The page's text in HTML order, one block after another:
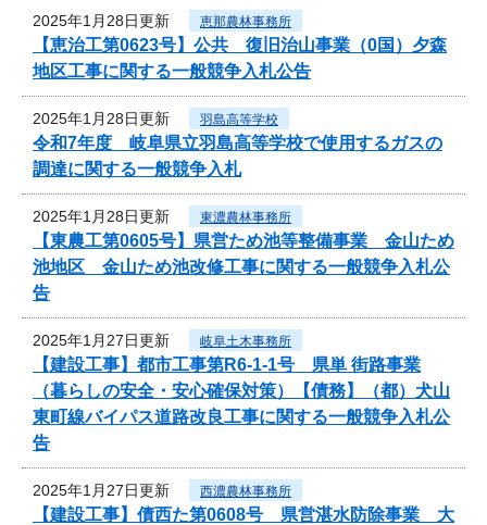
2025年1月28日更新 恵那農林事務所
【恵治工第0623号】公共 復旧治山事業（0国）夕森
地区工事に関する一般競争入札公告
2025年1月28日更新 羽島高等学校
令和7年度 岐阜県立羽島高等学校で使用するガスの
調達に関する一般競争入札
2025年1月28日更新 東濃農林事務所
【東農工第0605号】県営ため池等整備事業 金山ため
池地区 金山ため池改修工事に関する一般競争入札公
告
2025年1月27日更新 岐阜土木事務所
【建設工事】都市工事第R6-1-1号 県単 街路事業
（暮らしの安全・安心確保対策）【債務】（都）犬山
東町線バイパス道路改良工事に関する一般競争入札公
告
2025年1月27日更新 西濃農林事務所
【建設工事】債西た第0608号 県営湛水防除事業 大